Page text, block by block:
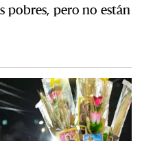
pobres, pero no están